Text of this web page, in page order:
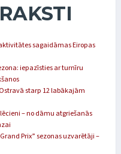
sagaidāmas Eiropas
iepazīsties ar turnīru
starp 12 labākajām
– no dāmu atgriešanās
Prix” sezonas uzvarētāji –